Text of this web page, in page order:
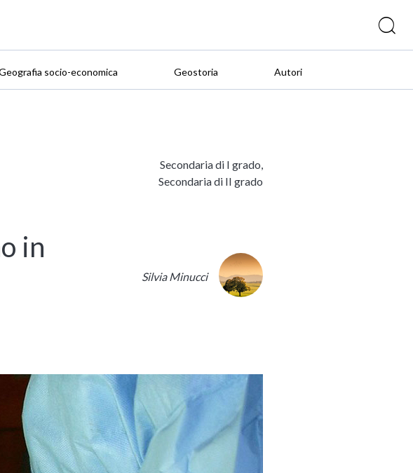
socio-economica Geostoria Autori
Secondaria di I grado,
Secondaria di II grado
in
Silvia Minucci